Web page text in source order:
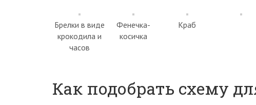
Брелки в виде
крокодила и
часов
Фенечка-
косичка
Краб
Как подобрать схему